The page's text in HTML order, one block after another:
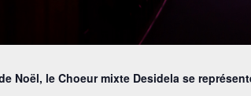
Noël, le Choeur mixte Desidela se